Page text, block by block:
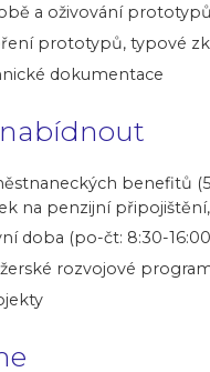
a oživování prototypů
prototypů, typové
dokumentace
benefitů
na penzijní
doba (po-čt: 8:30-
rozvojové